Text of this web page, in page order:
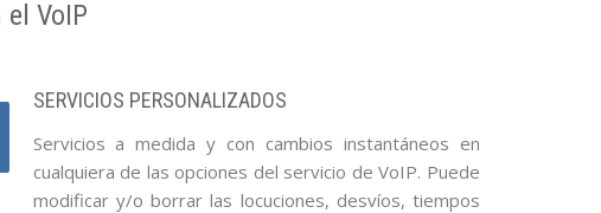
VoIP
SERVICIOS PERSONALIZADOS
Servicios a medida y con cambios instantáneos en
cualquiera de las opciones del servicio de VoIP. Puede
modificar y/o borrar las locuciones, desvíos, tiempos